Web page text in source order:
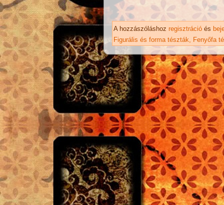
A hozzászóláshoz regisztráció és
Figurális és forma tészták
Fenyőfa